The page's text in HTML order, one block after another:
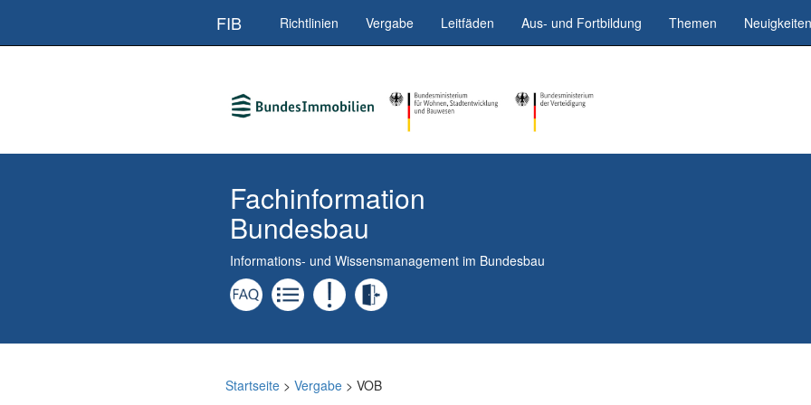
FIB Richtlinien Vergabe Leitfäden Aus- und Fortbildung Themen Neuigkeiten
Fachinformation
Bundesbau
Informations- und Wissensmanagement im Bundesbau
Startseite > Vergabe > VOB